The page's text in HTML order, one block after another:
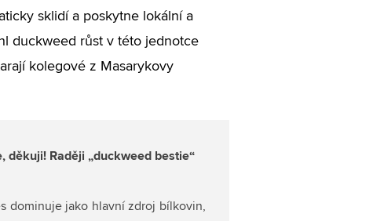
sklidí a poskytne lokální a
duckweed růst v této jednotce
kolegové z Masarykovy
děkuji! Raději „duckweed bestie“
dominuje jako hlavní zdroj bílkovin,